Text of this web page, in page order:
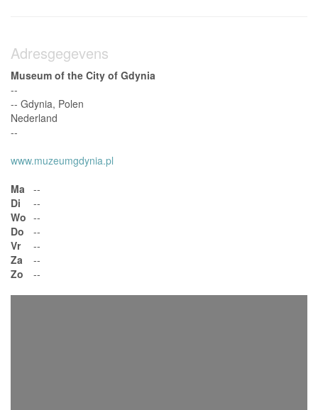
Adresgegevens
Museum of the City of Gdynia
--
-- Gdynia, Polen
Nederland
--
www.muzeumgdynia.pl
Ma --
Di
--
Wo --
Do
--
Vr
--
Za
--
Zo
--